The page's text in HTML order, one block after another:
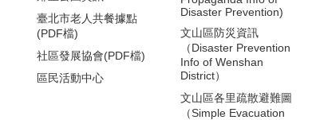
臺北市老人共餐據點
(PDF檔)
社區發展協會(PDF檔)
區民活動中心
Disaster Prevention)
文山區防災資訊
（Disaster Prevention
Info of Wenshan
District）
文山區各里疏散避難圖
（Simple Evacuation